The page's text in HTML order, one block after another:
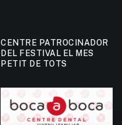
CENTRE PATROCINADOR
DEL FESTIVAL EL MES
PETIT DE TOTS